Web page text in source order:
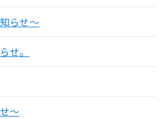
らせ～
せ。
～